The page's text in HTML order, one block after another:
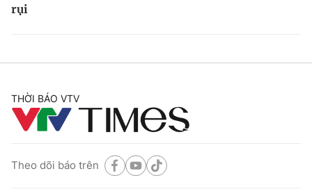
rụi
THỜI BÁO VTV
Theo dõi báo trên